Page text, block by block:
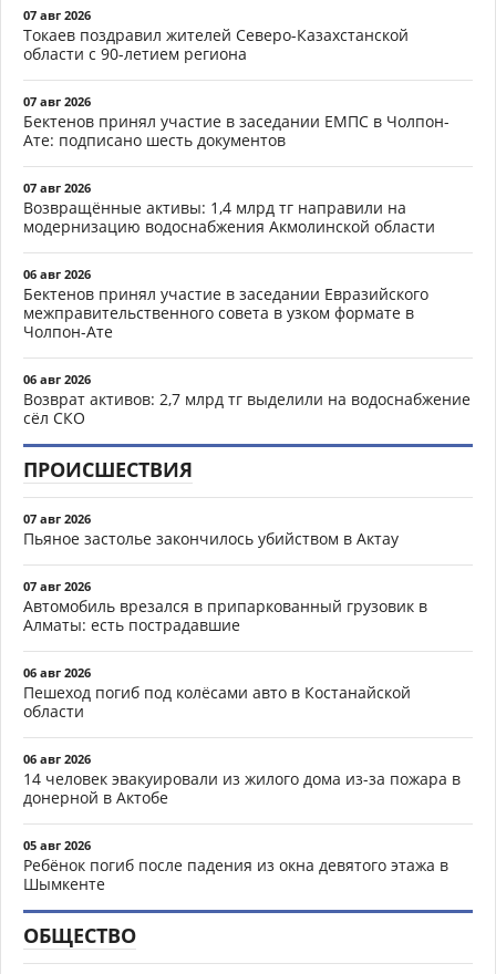
07 авг 2026
Токаев поздравил жителей Северо-Казахстанской
области с 90-летием региона
07 авг 2026
Бектенов принял участие в заседании ЕМПС в Чолпон-
Ате: подписано шесть документов
07 авг 2026
Возвращённые активы: 1,4 млрд тг направили на
модернизацию водоснабжения Акмолинской области
06 авг 2026
Бектенов принял участие в заседании Евразийского
межправительственного совета в узком формате в
Чолпон-Ате
06 авг 2026
Возврат активов: 2,7 млрд тг выделили на водоснабжение
сёл СКО
ПРОИСШЕСТВИЯ
07 авг 2026
Пьяное застолье закончилось убийством в Актау
07 авг 2026
Автомобиль врезался в припаркованный грузовик в
Алматы: есть пострадавшие
06 авг 2026
Пешеход погиб под колёсами авто в Костанайской
области
06 авг 2026
14 человек эвакуировали из жилого дома из-за пожара в
донерной в Актобе
05 авг 2026
Ребёнок погиб после падения из окна девятого этажа в
Шымкенте
ОБЩЕСТВО